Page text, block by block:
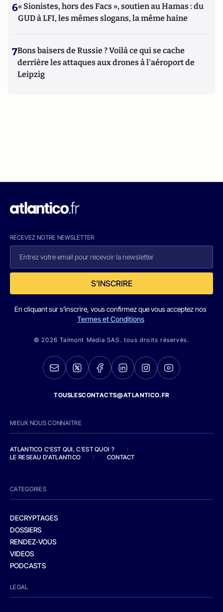
6« Sionistes, hors des Facs », soutien au Hamas : du
GUD à LFI, les mêmes slogans, la même haine
7Bons baisers de Russie ? Voilà ce qui se cache
derrière les attaques aux drones à l'aéroport de
Leipzig
RECEVEZ NOTRE NEWSLETTER
S'INSCRIRE
En cliquant sur s'inscrire, vous confirmez que vous acceptez nos
Termes et Conditions
© 2026 Talmont Media SAS. tous droits réservés.
TOUSLESCONTACTS@ATLANTICO.FR
MIEUX NOUS CONNAITRE
ATLANTICO C'EST QUI, C'EST QUOI ?
/
LE RESEAU D'ATLANTICO
/ CONTACT
CATEGORIES
DECRYPTAGES
DOSSIERS
RENDEZ-VOUS
VIDEOS
PODCASTS
LEGAL